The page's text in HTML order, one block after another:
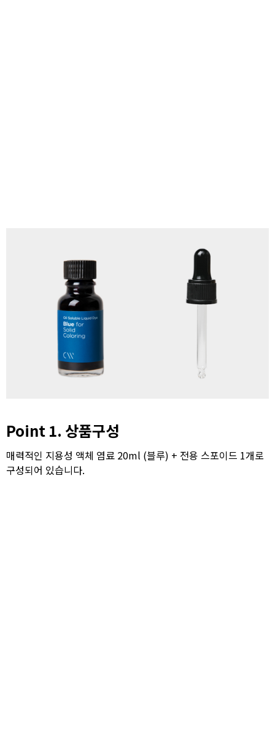
Point 1. 상품구성
매력적인 지용성 액체 염료 20ml (블루) + 전용 스포이드 1개로
구성되어 있습니다.